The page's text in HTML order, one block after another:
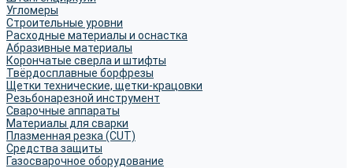
Угломеры
Строительные уровни
Расходные материалы и оснастка
Абразивные материалы
Корончатые сверла и штифты
Твёрдосплавные борфрезы
Щетки технические, щетки-крацовки
Резьбонарезной инструмент
Сварочные аппараты
Материалы для сварки
Плазменная резка (CUT)
Средства защиты
Газосварочное оборудование